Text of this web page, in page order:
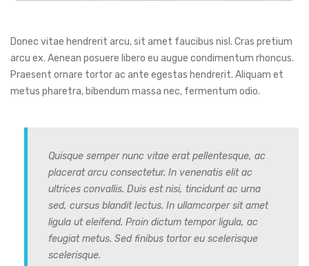
Donec vitae hendrerit arcu, sit amet faucibus nisl. Cras pretium
arcu ex. Aenean posuere libero eu augue condimentum rhoncus.
Praesent ornare tortor ac ante egestas hendrerit. Aliquam et
metus pharetra, bibendum massa nec, fermentum odio.
Quisque semper nunc vitae erat pellentesque, ac
placerat arcu consectetur. In venenatis elit ac
ultrices convallis. Duis est nisi, tincidunt ac urna
sed, cursus blandit lectus. In ullamcorper sit amet
ligula ut eleifend. Proin dictum tempor ligula, ac
feugiat metus. Sed finibus tortor eu scelerisque
scelerisque.